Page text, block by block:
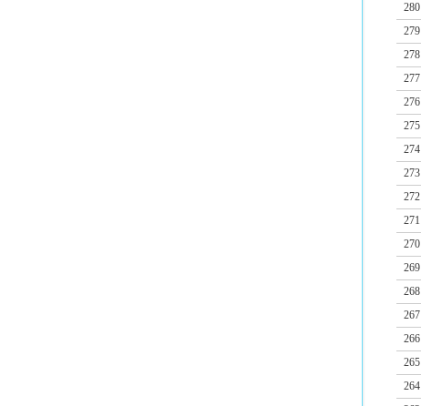
280
279
278
277
276
275
274
273
272
271
270
269
268
267
266
265
264